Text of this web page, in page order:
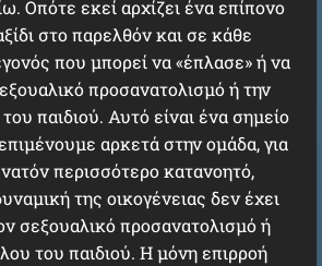
Οπότε εκεί αρχίζει ένα επίπονο
στο παρελθόν και σε κάθε
που μπορεί να «έπλασε» ή να
προσανατολισμό ή την
παιδιού. Αυτό είναι ένα σημείο
αρκετά στην ομάδα, για
περισσότερο κατανοητό,
της οικογένειας δεν έχει
σεξουαλικό προσανατολισμό ή
του παιδιού. Η μόνη επιρροή